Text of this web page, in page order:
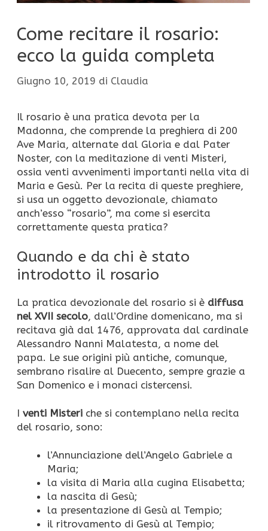
Come recitare il rosario:
ecco la guida completa
Giugno 10, 2019 di Claudia
Il rosario è una pratica devota per la
Madonna, che comprende la preghiera di 200
Ave Maria, alternate dal Gloria e dal Pater
Noster, con la meditazione di venti Misteri,
ossia venti avvenimenti importanti nella vita di
Maria e Gesù. Per la recita di queste preghiere,
si usa un oggetto devozionale, chiamato
anch’esso “rosario”, ma come si esercita
correttamente questa pratica?
Quando e da chi è stato
introdotto il rosario
La pratica devozionale del rosario si è diffusa
nel XVII secolo, dall’Ordine domenicano, ma si
recitava già dal 1476, approvata dal cardinale
Alessandro Nanni Malatesta, a nome del
papa. Le sue origini più antiche, comunque,
sembrano risalire al Duecento, sempre grazie a
San Domenico e i monaci cistercensi.
I venti Misteri che si contemplano nella recita
del rosario, sono:
l’Annunciazione dell’Angelo Gabriele a
Maria;
la visita di Maria alla cugina Elisabetta;
la nascita di Gesù;
la presentazione di Gesù al Tempio;
il ritrovamento di Gesù al Tempio;